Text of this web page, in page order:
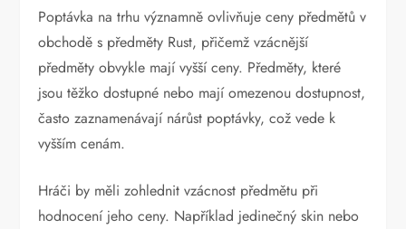
Poptávka na trhu významně ovlivňuje ceny předmětů v
obchodě s předměty Rust, přičemž vzácnější
předměty obvykle mají vyšší ceny. Předměty, které
jsou těžko dostupné nebo mají omezenou dostupnost,
často zaznamenávají nárůst poptávky, což vede k
vyšším cenám.
Hráči by měli zohlednit vzácnost předmětu při
hodnocení jeho ceny. Například jedinečný skin nebo